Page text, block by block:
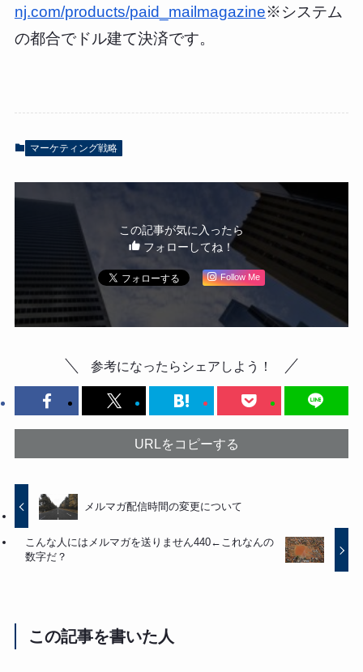
nj.com/products/paid_mailmagazine※システム
の都合でドル建て決済です。
マーケティング戦略
この記事が気に入ったら
フォローしてね！
Follow Me
参考になったらシェアしよう！
URLをコピーする
メルマガ配信時間の変更について
こんな人にはメルマガを送りません440←これなんの
数字だ？
この記事を書いた人